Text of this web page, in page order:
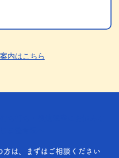
は、まずはご相談ください